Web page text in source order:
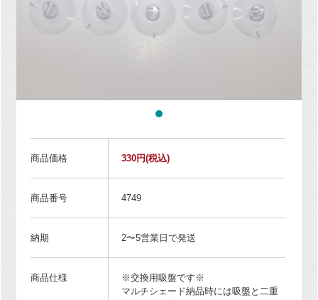
商品価格 330円(税込)
商品番号 4749
納期 2〜5営業日で発送
商品仕様
※交換用吸盤です※
マルチシェード納品時には吸盤と二重